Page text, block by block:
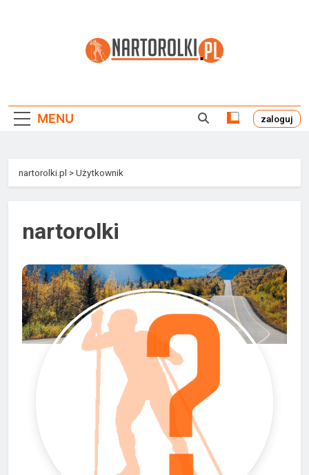
MENU zaloguj
nartorolki.pl >Użytkownik
nartorolki